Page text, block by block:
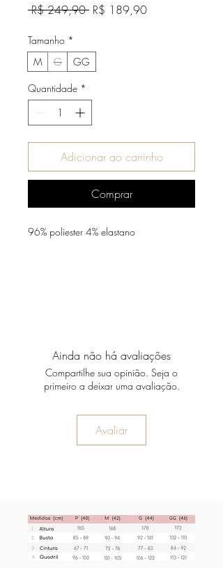
R$ 249,90 Preço
R$ 189,90Preço
Tamanho *
M
G
GG
Quantidade *
Adicionar ao carrinho
Comprar
96% poliester 4% elastano
Ainda não há avaliações
Compartilhe sua opinião. Seja o
primeiro a deixar uma avaliação.
Avaliar